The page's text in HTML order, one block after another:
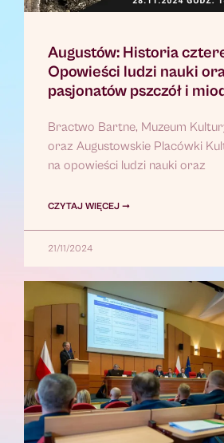
Augustów: Historia
Opowieści ludzi nauki
pasjonatów pszczół i
Bractwo Bartne, Muzeum
oraz Augustowskie Placówki
na opowieści ludzi nauki oraz
CZYTAJ WIĘCEJ ➞
21/11/2024